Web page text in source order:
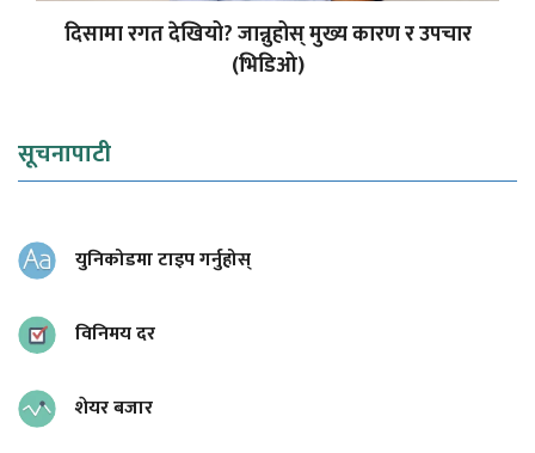
दिसामा रगत देखियो? जान्नुहोस् मुख्य कारण र उपचार
(भिडिओ)
सूचनापाटी
युनिकोडमा टाइप गर्नुहोस्
विनिमय दर
शेयर बजार